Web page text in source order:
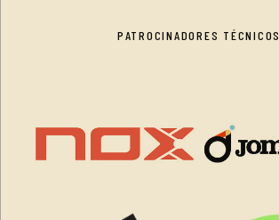
PATROCINADORES TÉCNICOS